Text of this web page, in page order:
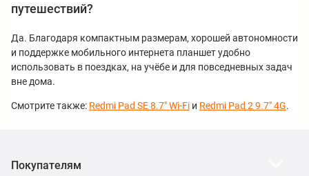
путешествий?
Да. Благодаря компактным размерам, хорошей автономности
и поддержке мобильного интернета планшет удобно
использовать в поездках, на учёбе и для повседневных задач
вне дома.
Смотрите также: Redmi Pad SE 8.7" Wi-Fi и Redmi Pad 2 9.7" 4G.
Покупателям